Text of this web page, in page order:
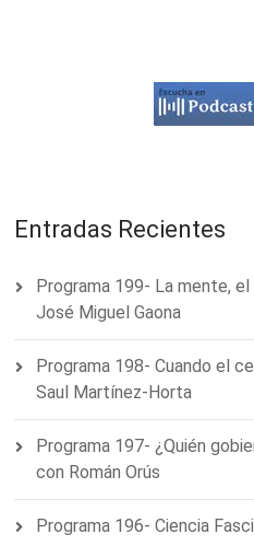
Entradas Recientes
Programa 199- La mente,
José Miguel Gaona
Programa 198- Cuando el
Saul Martínez-Horta
Programa 197- ¿Quién
con Román Orús
Programa 196- Ciencia